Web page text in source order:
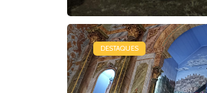
DESTAQUES